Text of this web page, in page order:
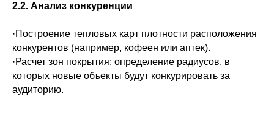
2.2. Анализ конкуренции
·Построение тепловых карт плотности расположения
конкурентов (например, кофеен или аптек).
·Расчет зон покрытия: определение радиусов, в
которых новые объекты будут конкурировать за
аудиторию.